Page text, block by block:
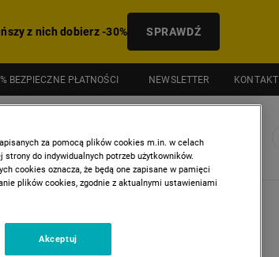
z nich dobierz -30% SPRAWDŹ
BEZPIECZNE PŁATNOŚCI NEWSLETTER KONTAKT
Moje konto
za pomocą plików cookies m.in. w celach
do indywidualnych potrzeb użytkowników.
cookies oznacza, że będą one zapisane w pamięci
plików cookies, zgodnie z aktualnymi ustawieniami
Akceptuj